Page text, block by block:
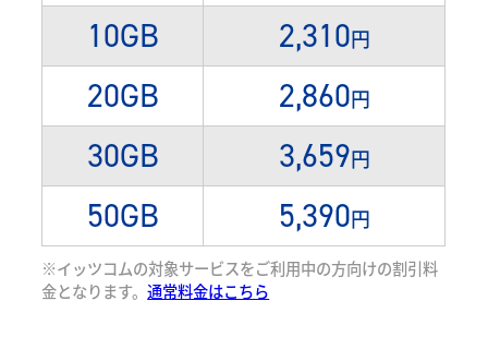
10GB 2,310円
20GB 2,860円
30GB 3,659円
50GB 5,390円
※イッツコムの対象サービスをご利用中の方向けの割引料
金となります。通常料金はこちら